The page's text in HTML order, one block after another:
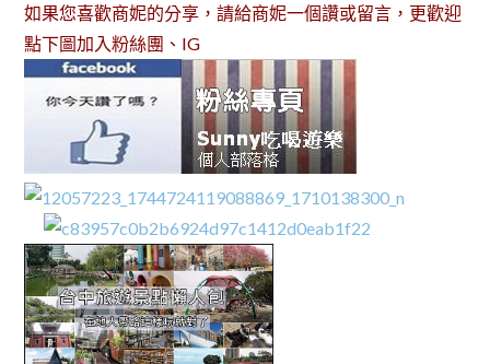
如果您喜歡商妮的分享，請給商妮一個讚或留言，更歡迎
點下圖加入粉絲團、IG